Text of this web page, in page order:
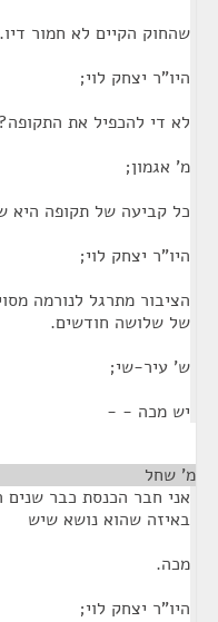
שהחוק הקיים לא חמור
היו"ר יצחק לוי;
לא די להכפיל את
מ' אגמון;
כל קביעה של תקופה היא
היו"ר יצחק לוי;
הציבור מתרגל לנורמה
של שלושה חודשים.
ש' עיר-שי;
יש מכה - -
מ' שחל
אני חבר הכנסת כבר
באיזה שהוא נושא שיש
מכה.
היו"ר יצחק לוי;